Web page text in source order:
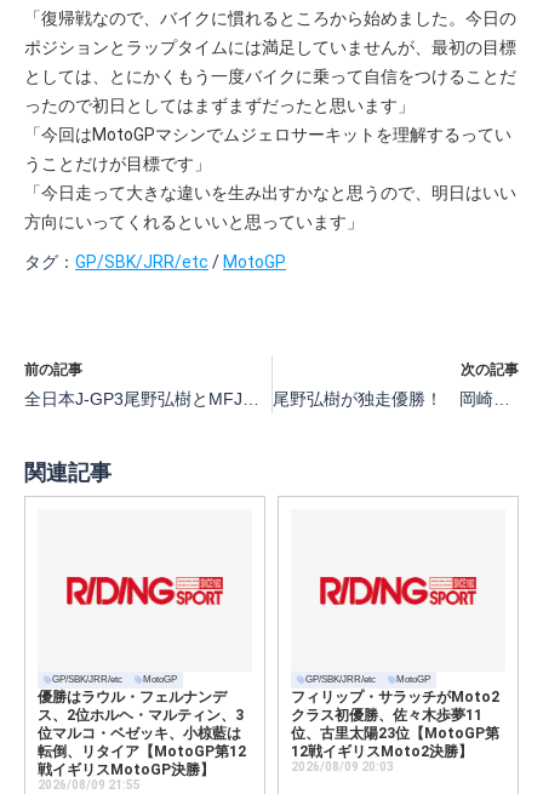
「復帰戦なので、バイクに慣れるところから始めました。今日の
ポジションとラップタイムには満足していませんが、最初の目標
としては、とにかくもう一度バイクに乗って自信をつけることだ
ったので初日としてはまずまずだったと思います」
「今回はMotoGPマシンでムジェロサーキットを理解するってい
うことだけが目標です」
「今日走って大きな違いを生み出すかなと思うので、明日はいい
方向にいってくれるといいと思っています」
タグ： GP/SBK/JRR/etc / MotoGP
前の記事 次の記事
尾野弘樹が独走優勝！ 岡崎静夏が2位自己最高位、3位松島璃空は初表彰台【全日本RR第3戦筑波J-GP3レース1】
関連記事
GP/SBK/JRR/etc MotoGP
優勝はラウル・フェルナンデ
ス、2位ホルヘ・マルティン、3
位マルコ・ベゼッキ、小椋藍は
転倒、リタイア【MotoGP第12
戦イギリスMotoGP決勝】
2026/08/09 21:55
GP/SBK/JRR/etc MotoGP
フィリップ・サラッチがMoto2
クラス初優勝、佐々木歩夢11
位、古里太陽23位【MotoGP第
12戦イギリスMoto2決勝】
2026/08/09 20:03